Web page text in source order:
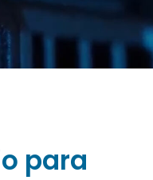
para